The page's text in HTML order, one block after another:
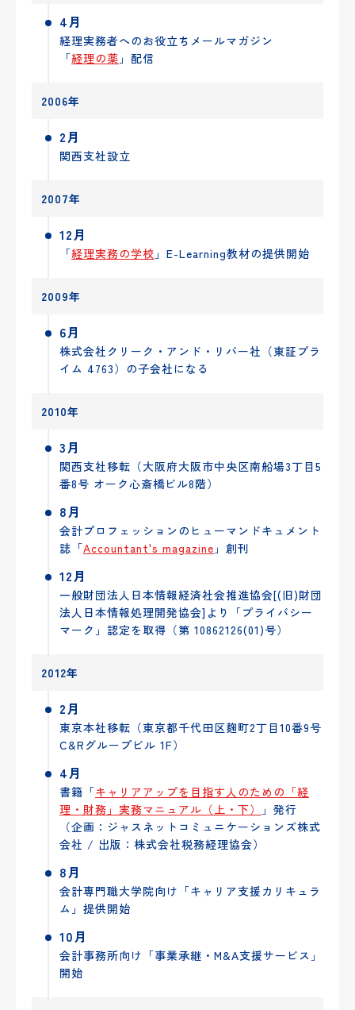
4月
経理実務者へのお役立ちメールマガジン
「経理の薬 」配信
2006年
2月
関西支社設立
2007年
12月
「経理実務の学校 」E-Learning教材の提供開始
2009年
6月
株式会社クリーク・アンド・リバー社（東証プラ
イム 4763）の子会社になる
2010年
3月
関西支社移転（大阪府大阪市中央区南船場3丁目5
番8号 オーク心斎橋ビル8階）
8月
会計プロフェッションのヒューマンドキュメント
誌「Accountant's magazine 」創刊
12月
一般財団法人日本情報経済社会推進協会[(旧)財団
法人日本情報処理開発協会]より「プライバシー
マーク」認定を取得（第 10862126(01)号）
2012年
2月
東京本社移転（東京都千代田区麹町2丁目10番9号
C&Rグループビル 1F）
4月
書籍「キャリアアップを目指す人のための「経
理・財務」実務マニュアル（上・下）
」発行
（企画：ジャスネットコミュニケーションズ株式
会社 / 出版：株式会社税務経理協会）
8月
会計専門職大学院向け「キャリア支援カリキュラ
ム」提供開始
10月
会計事務所向け「事業承継・M&A支援サービス」
開始